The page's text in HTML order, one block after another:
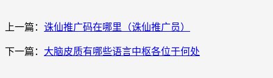
上一篇： 诛仙推广码在哪里（诛仙推广员）
下一篇： 大脑皮质有哪些语言中枢各位于何处